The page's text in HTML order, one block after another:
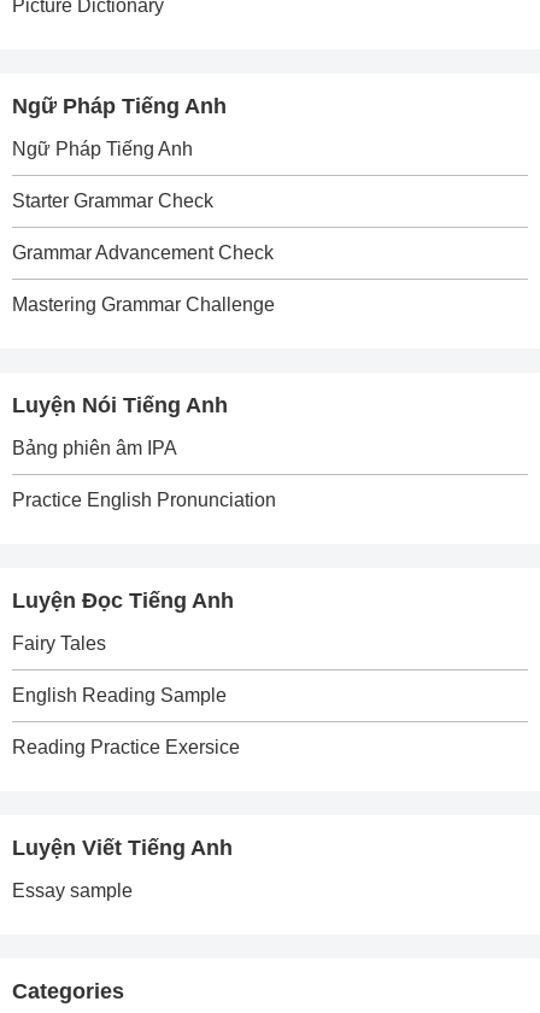
Picture Dictionary
Ngữ Pháp Tiếng Anh
Ngữ Pháp Tiếng Anh
Starter Grammar Check
Grammar Advancement Check
Mastering Grammar Challenge
Luyện Nói Tiếng Anh
Bảng phiên âm IPA
Practice English Pronunciation
Luyện Đọc Tiếng Anh
Fairy Tales
English Reading Sample
Reading Practice Exersice
Luyện Viết Tiếng Anh
Essay sample
Categories